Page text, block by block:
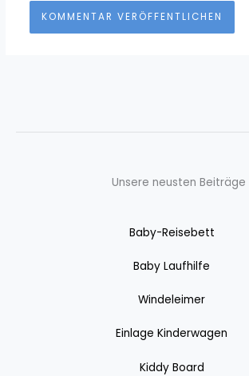
Unsere neusten Beiträge
Baby-Reisebett
Baby Laufhilfe
Windeleimer
Einlage Kinderwagen
Kiddy Board